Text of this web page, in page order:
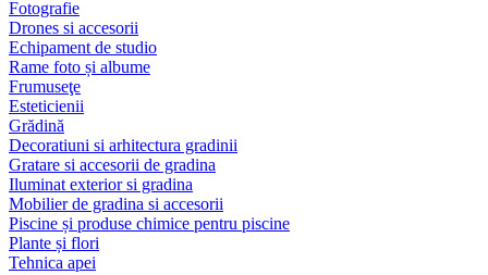
Fotografie
Drones si accesorii
Echipament de studio
Rame foto și albume
Frumuseţe
Esteticienii
Grădină
Decoratiuni si arhitectura gradinii
Gratare si accesorii de gradina
Iluminat exterior si gradina
Mobilier de gradina si accesorii
Piscine și produse chimice pentru piscine
Plante și flori
Tehnica apei